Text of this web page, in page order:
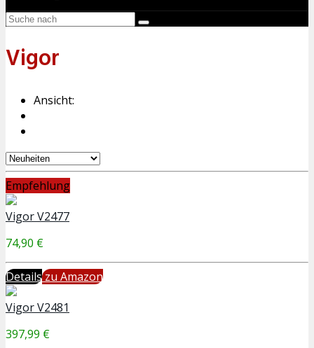
Vigor
Ansicht:
Empfehlung
Vigor V2477
74,90 €
Detailszu Amazon
Vigor V2481
397,99 €